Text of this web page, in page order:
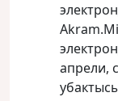
апрели,